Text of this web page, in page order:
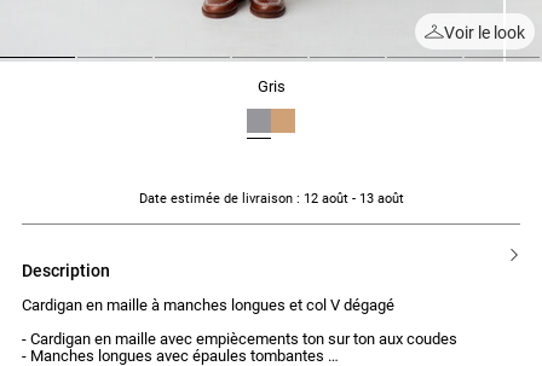
Voir le look
gris
Date estimée de livraison: 12 août - 13 août
description
Cardigan en maille à manches longues et col V dégagé
- Cardigan en maille avec empiècements ton sur ton aux coudes
- Manches longues avec épaules tombantes